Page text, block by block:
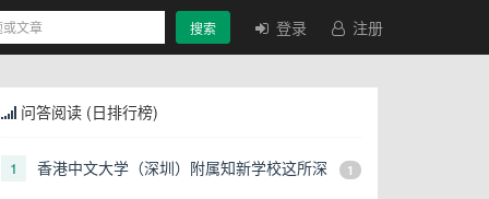
搜索 登录 注册
问答阅读 (日排行榜)
1
香港中文大学（深圳）附属知新学校这所深
1